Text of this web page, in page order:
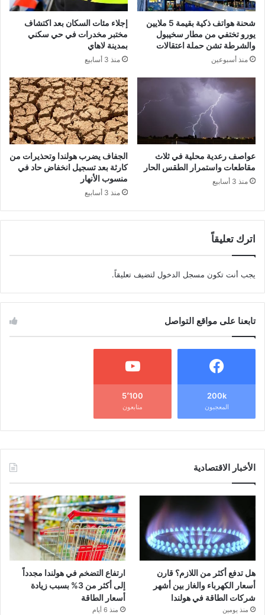
شحنة هواتف ذكية بقيمة 5 ملايين
يورو تختفي من مطار سخيبول
والشرطة تشن حملة اعتقالات
منذ أسبوعين
إجلاء مئات السكان بعد اكتشاف
مختبر مخدرات في حي سكني
بمدينة لاهاي
منذ 3 أسابيع
عواصف رعدية محلية في ثلاث
مقاطعات واستمرار الطقس الحار
منذ 3 أسابيع
الجفاف يضرب هولندا وتحذيرات من
كارثة بعد تسجيل انخفاض حاد في
منسوب الأنهار
منذ 3 أسابيع
اترك تعليقاً
يجب أنت تكون مسجل الدخول لتضيف تعليقاً.
تابعنا على مواقع التواصل
200k
المعجبون
5٬100
متابعون
الأخبار الاقتصادية
هل تدفع أكثر من اللازم؟ قارن
أسعار الكهرباء والغاز بين أشهر
شركات الطاقة في هولندا
منذ يومين
ارتفاع التضخم في هولندا مجدداً
إلى أكثر من 3% بسبب زيادة
أسعار الطاقة
منذ 6 أيام